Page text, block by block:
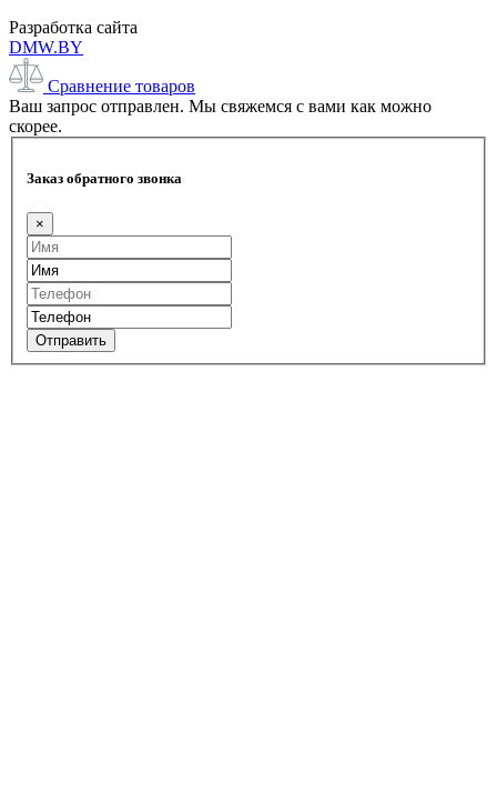
Разработка сайта
DMW.BY
Сравнение товаров
Ваш запрос отправлен. Мы свяжемся с вами как можно
скорее.
Заказ обратного звонка
×
Отправить